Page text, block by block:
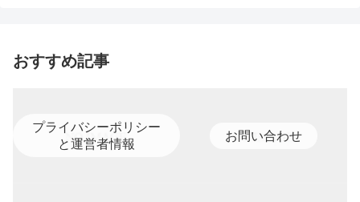
おすすめ記事
プライバシーポリシー
と運営者情報
お問い合わせ